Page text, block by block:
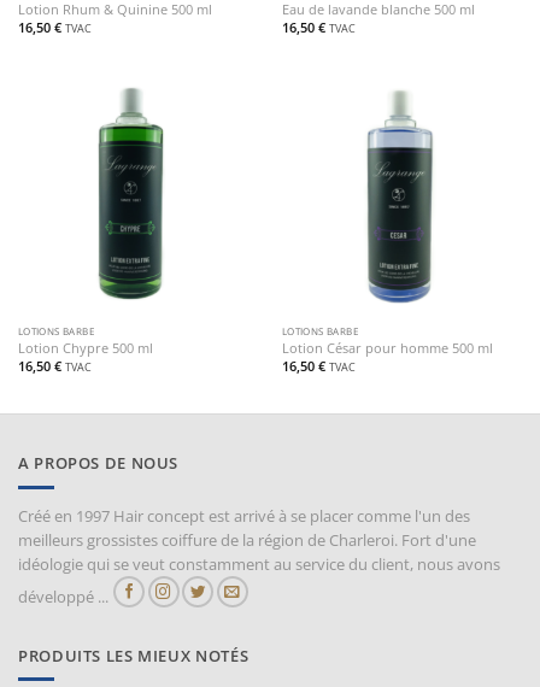
Lotion Rhum & Quinine 500 ml
16,50 € TVAC
Eau de lavande blanche 500 ml
16,50 € TVAC
LOTIONS BARBE
Lotion Chypre 500 ml
16,50 € TVAC
LOTIONS BARBE
Lotion César pour homme 500 ml
16,50 € TVAC
A PROPOS DE NOUS
Créé en 1997 Hair concept est arrivé à se placer comme l'un des
meilleurs grossistes coiffure de la région de Charleroi. Fort d'une
idéologie qui se veut constamment au service du client, nous avons
développé ...
PRODUITS LES MIEUX NOTÉS